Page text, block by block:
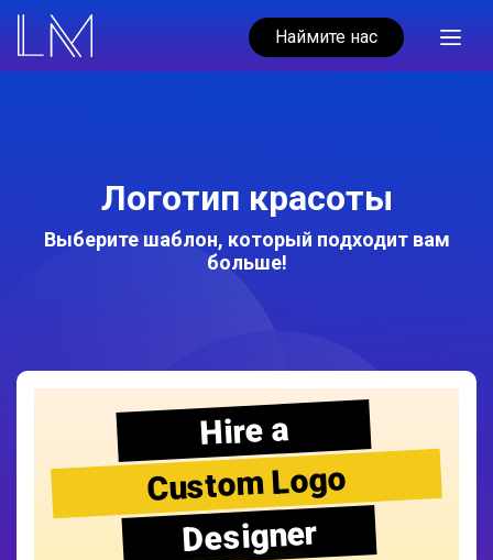
Наймите нас
Логотип красоты
Выберите шаблон, который подходит вам
больше!
Hire a
Custom Logo
Designer